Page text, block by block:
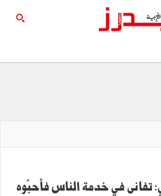
تفانى في خدمة الناس فأحبّوه